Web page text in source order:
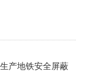
产地铁安全屏蔽